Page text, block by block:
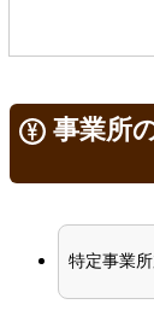
事業所
特定事業